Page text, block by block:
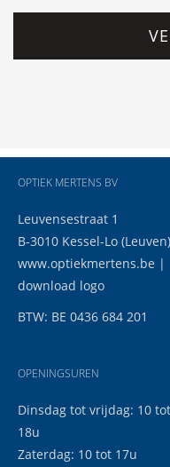
OPTIEK MERTENS BV
Leuvensestraat 1
B-3010 Kessel-Lo (Leuven)
www.optiekmertens.be |
download logo
BTW: BE 0436 684 201
OPENINGSUREN
Dinsdag tot vrijdag: 10 tot
18u
Zaterdag: 10 tot 17u